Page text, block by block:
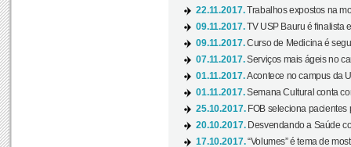
22.11.2017.Trabalhos expostos na
09.11.2017.TV USP Bauru é finalista
09.11.2017.Curso de Medicina é
07.11.2017.Serviços mais ágeis no
01.11.2017.Acontece no campus da
01.11.2017.Semana Cultural conta
25.10.2017. FOB seleciona pacientes
20.10.2017. Desvendando a Saúde
17.10.2017.“Volumes” é tema de